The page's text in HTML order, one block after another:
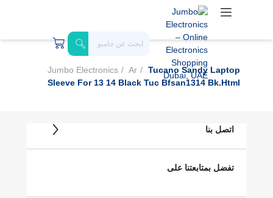
Jumbo Electronics Ar
Tucano Sandy Laptop
Sleeve For 13 14 Black Tuc Bfsan1314 Bk.html
اتصل بنا
تفضل بمتابعتنا على